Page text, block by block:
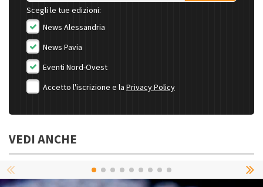
Scegli le tue edizioni:
News Alessandria
News Pavia
Eventi Nord-Ovest
Accetto l'iscrizione e la Privacy Policy
VEDI ANCHE